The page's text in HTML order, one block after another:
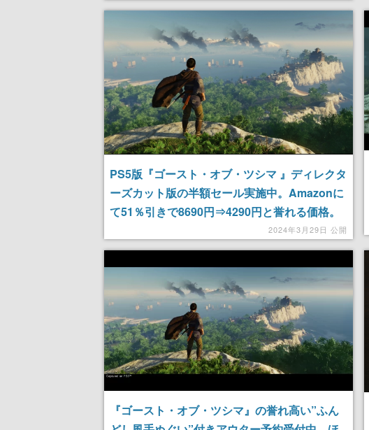
クが止まらない
PS5版『ゴースト・オブ・ツシマ 』ディレクタ
ーズカット版の半額セール実施中。Amazonに
て51％引きで8690円⇒4290円と誉れる価格。
長崎の対馬に襲撃してきた蒙古軍に復讐を誓
い、境井 仁は誉れある戦いを棄てる
2024年3月29日 公開
『ゴースト・オブ・ツシマ』の誉れ高い”ふん